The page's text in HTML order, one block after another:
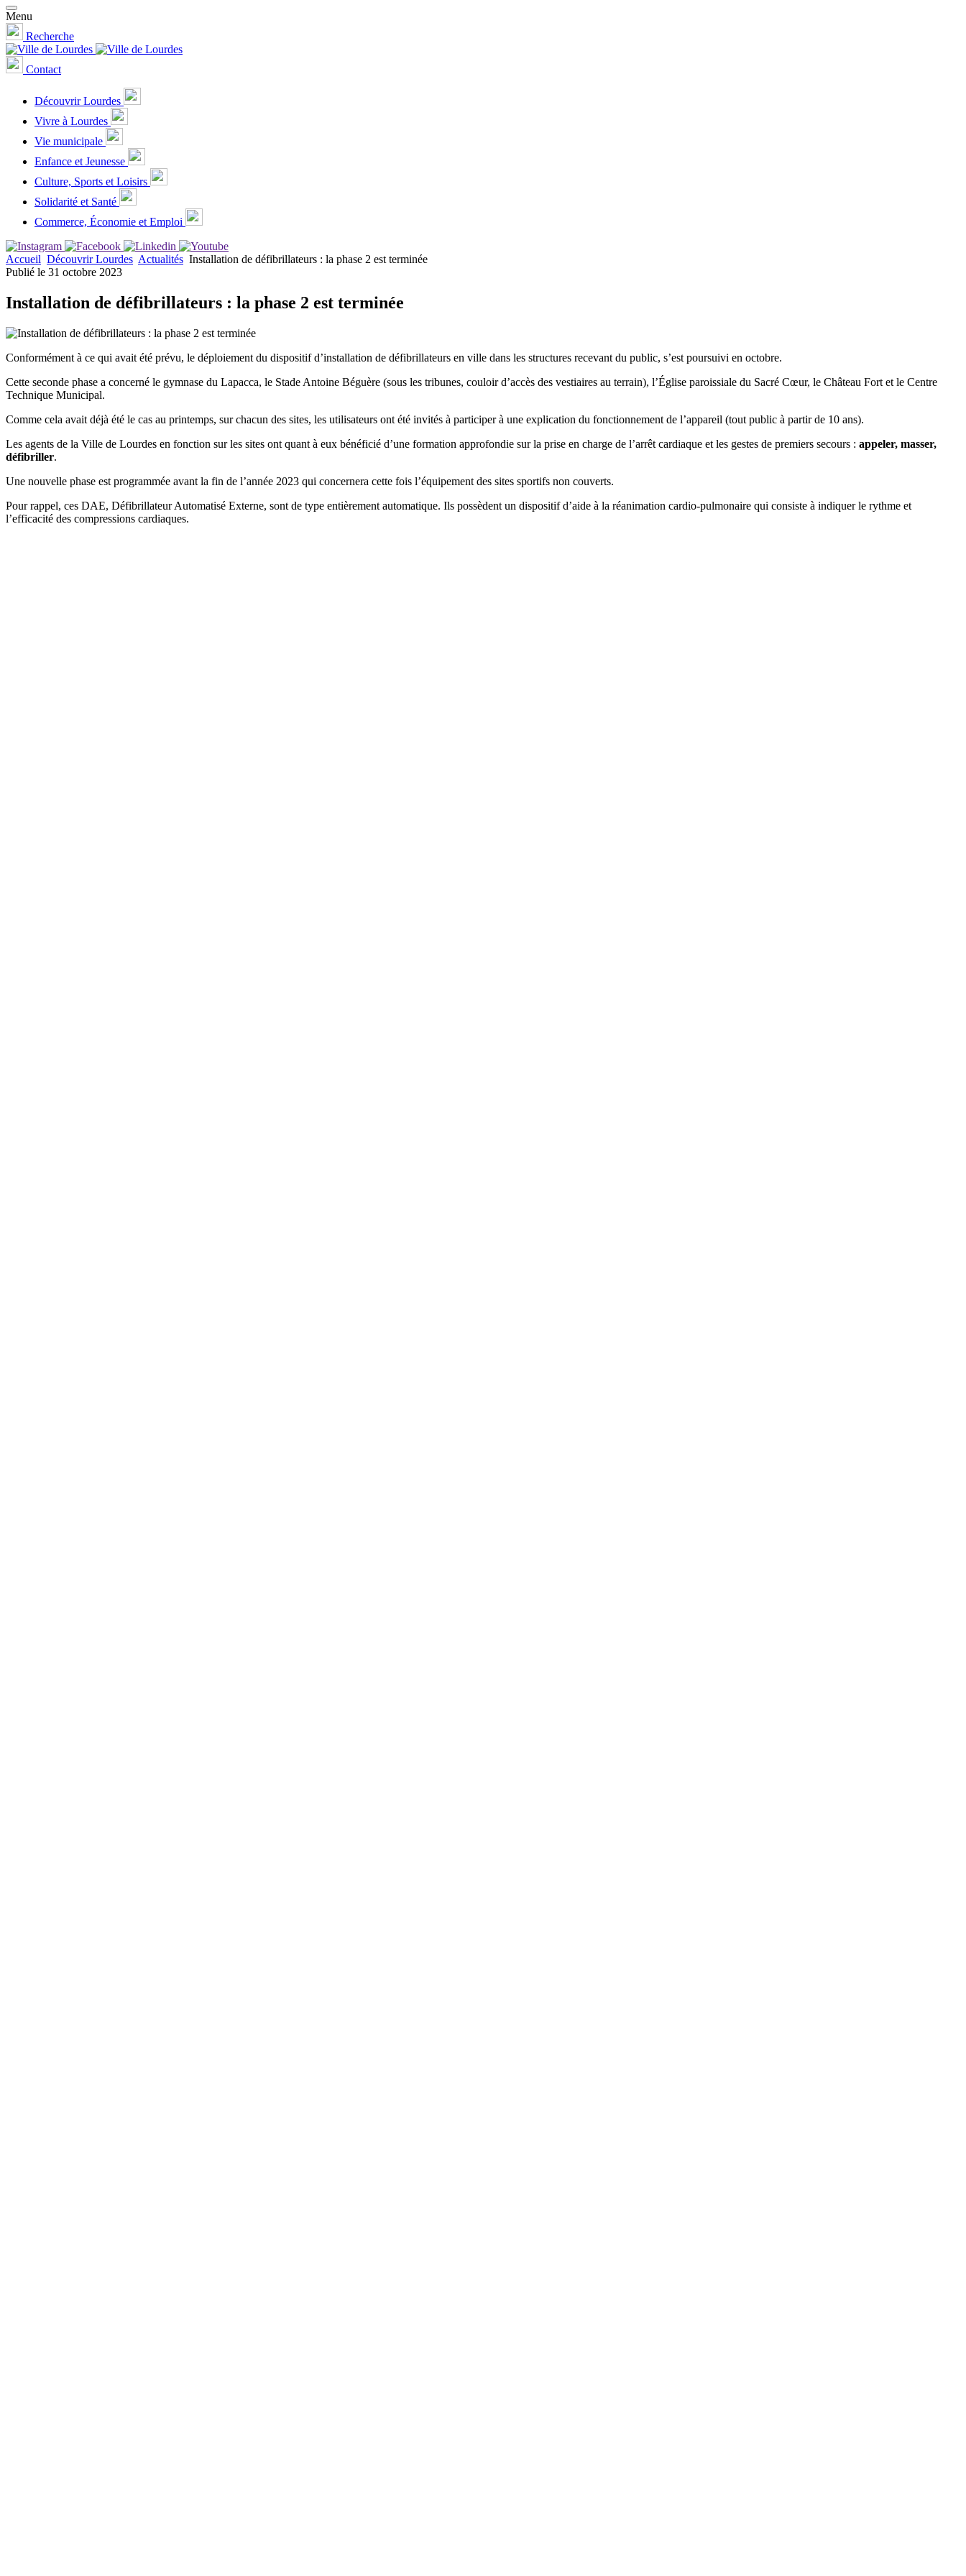
Menu
Recherche
Contact
Découvrir Lourdes
Vivre à Lourdes
Vie municipale
Enfance et Jeunesse
Culture, Sports et Loisirs
Solidarité et Santé
Commerce, Économie et Emploi
Accueil Découvrir Lourdes Actualités Installation de défibrillateurs : la phase 2 est terminée
Publié le 31 octobre 2023
Installation de défibrillateurs : la phase 2 est terminée
Conformément à ce qui avait été prévu, le déploiement du dispositif d’installation de défibrillateurs en ville dans les structures recevant du public, s’est poursuivi en octobre.
Cette seconde phase a concerné le gymnase du Lapacca, le Stade Antoine Béguère (sous les tribunes, couloir d’accès des vestiaires au terrain), l’Église paroissiale du Sacré Cœur, le Château Fort et le Centre
Technique Municipal.
Comme cela avait déjà été le cas au printemps, sur chacun des sites, les utilisateurs ont été invités à participer à une explication du fonctionnement de l’appareil (tout public à partir de 10 ans).
Les agents de la Ville de Lourdes en fonction sur les sites ont quant à eux bénéficié d’une formation approfondie sur la prise en charge de l’arrêt cardiaque et les gestes de premiers secours : appeler, masser,
défibriller.
Une nouvelle phase est programmée avant la fin de l’année 2023 qui concernera cette fois l’équipement des sites sportifs non couverts.
Pour rappel, ces DAE, Défibrillateur Automatisé Externe, sont de type entièrement automatique. Ils possèdent un dispositif d’aide à la réanimation cardio-pulmonaire qui consiste à indiquer le rythme et
l’efficacité des compressions cardiaques.